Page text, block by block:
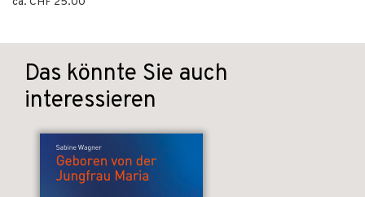
Das könnte Sie auch
interessieren